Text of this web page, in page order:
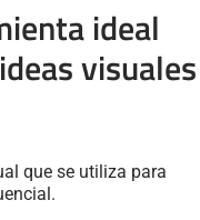
ideal
visuales
que se utiliza para